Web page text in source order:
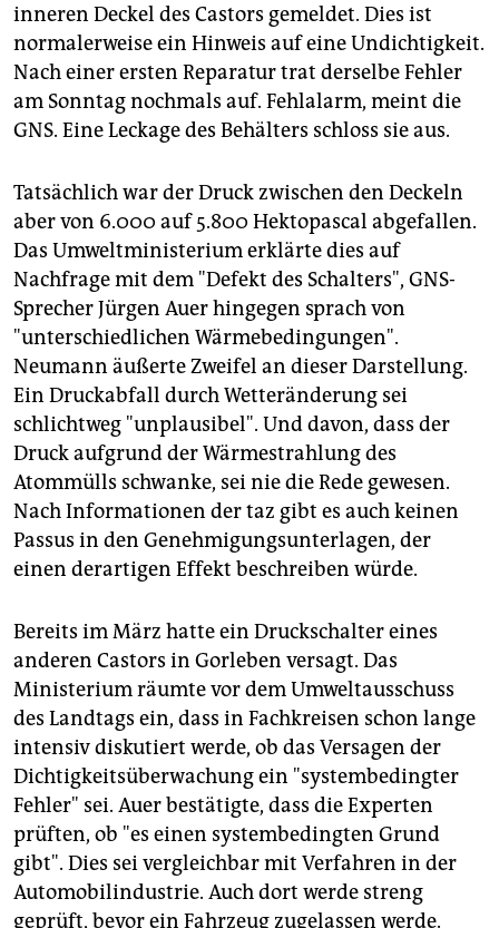
inneren Deckel des Castors gemeldet. Dies ist
normalerweise ein Hinweis auf eine Undichtigkeit.
Nach einer ersten Reparatur trat derselbe Fehler
am Sonntag nochmals auf. Fehlalarm, meint die
GNS. Eine Leckage des Behälters schloss sie aus.
Tatsächlich war der Druck zwischen den Deckeln
aber von 6.000 auf 5.800 Hektopascal abgefallen.
Das Umweltministerium erklärte dies auf
Nachfrage mit dem "Defekt des Schalters", GNS-
Sprecher Jürgen Auer hingegen sprach von
"unterschiedlichen Wärmebedingungen".
Neumann äußerte Zweifel an dieser Darstellung.
Ein Druckabfall durch Wetteränderung sei
schlichtweg "unplausibel". Und davon, dass der
Druck aufgrund der Wärmestrahlung des
Atommülls schwanke, sei nie die Rede gewesen.
Nach Informationen der taz gibt es auch keinen
Passus in den Genehmigungsunterlagen, der
einen derartigen Effekt beschreiben würde.
Bereits im März hatte ein Druckschalter eines
anderen Castors in Gorleben versagt. Das
Ministerium räumte vor dem Umweltausschuss
des Landtags ein, dass in Fachkreisen schon lange
intensiv diskutiert werde, ob das Versagen der
Dichtigkeitsüberwachung ein "systembedingter
Fehler" sei. Auer bestätigte, dass die Experten
prüften, ob "es einen systembedingten Grund
gibt". Dies sei vergleichbar mit Verfahren in der
Automobilindustrie. Auch dort werde streng
geprüft, bevor ein Fahrzeug zugelassen werde.